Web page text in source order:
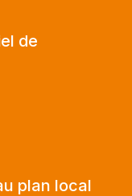
de
plan local